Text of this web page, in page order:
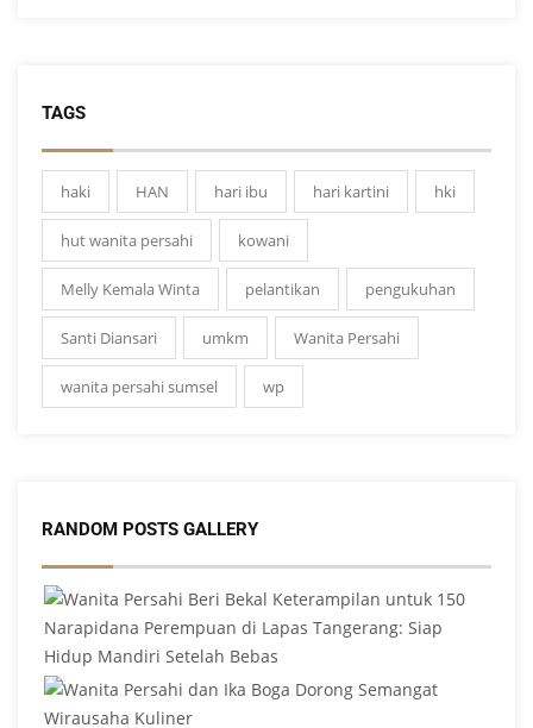
TAGS
haki HAN hari ibu hari kartini hki
hut wanita persahi kowani
Melly Kemala Winta pelantikan pengukuhan
Santi Diansari umkm Wanita Persahi
wanita persahi sumsel wp
RANDOM POSTS GALLERY